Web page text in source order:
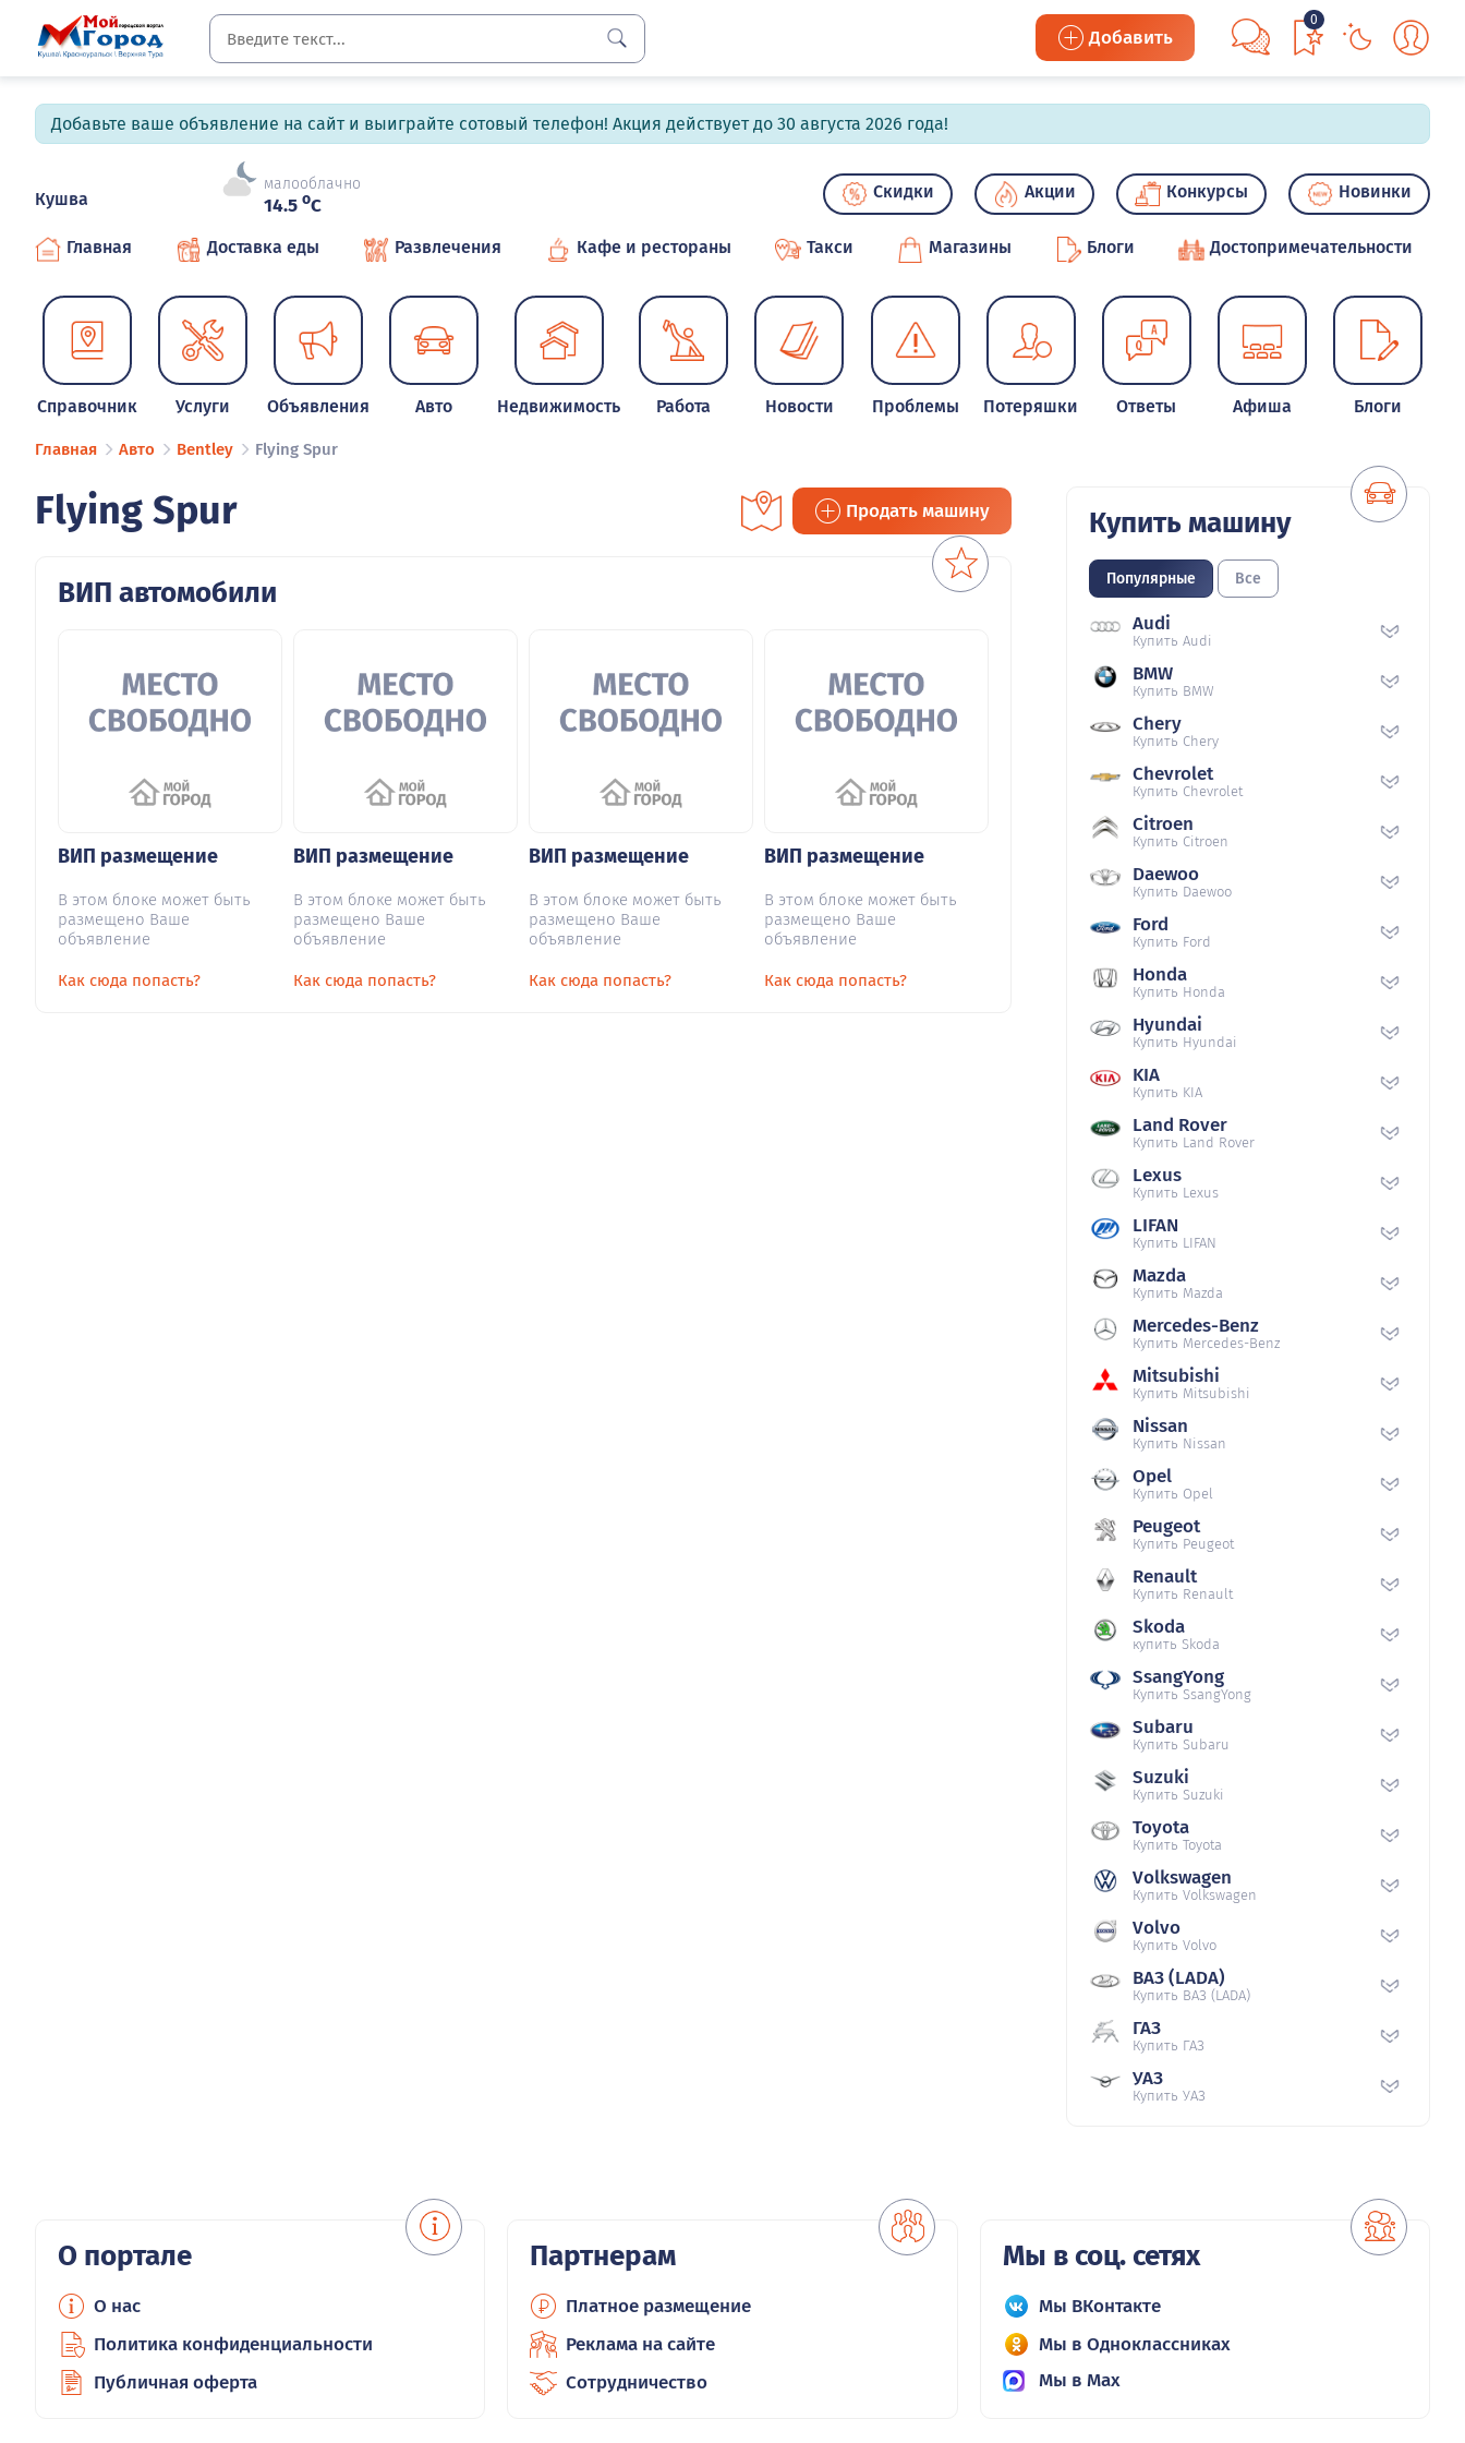
Добавить
0
Добавьте ваше объявление на сайт и выиграйте сотовый телефон! Акция действует до 30 августа 2026 года!
Кушва
малооблачно
14.5 oC
Скидки Акции Конкурсы Новинки
Главная Доставка еды Развлечения Кафе и рестораны Такси Магазины Блоги Достопримечательности
Справочник Услуги Объявления Авто Недвижимость Работа Новости Проблемы Потеряшки Ответы Афиша Блоги
Главная Авто Bentley Flying Spur
Flying Spur Продать машину
ВИП автомобили
ВИП размещение
В этом блоке может быть
размещено Ваше
объявление
Как сюда попасть?
ВИП размещение
В этом блоке может быть
размещено Ваше
объявление
Как сюда попасть?
ВИП размещение
В этом блоке может быть
размещено Ваше
объявление
Как сюда попасть?
ВИП размещение
В этом блоке может быть
размещено Ваше
объявление
Как сюда попасть?
Купить машину
Популярные Все
Audi
Купить Audi
BMW
Купить BMW
Chery
Купить Chery
Chevrolet
Купить Chevrolet
Citroen
Купить Citroen
Daewoo
Купить Daewoo
Ford
Купить Ford
Honda
Купить Honda
Hyundai
Купить Hyundai
KIA
Купить KIA
Land Rover
Купить Land Rover
Lexus
Купить Lexus
LIFAN
Купить LIFAN
Mazda
Купить Mazda
Mercedes-Benz
Купить Mercedes-Benz
Mitsubishi
Купить Mitsubishi
Nissan
Купить Nissan
Opel
Купить Opel
Peugeot
Купить Peugeot
Renault
Купить Renault
Skoda
купить Skoda
SsangYong
Купить SsangYong
Subaru
Купить Subaru
Suzuki
Купить Suzuki
Toyota
Купить Toyota
Volkswagen
Купить Volkswagen
Volvo
Купить Volvo
ВАЗ (LADA)
Купить ВАЗ (LADA)
ГАЗ
Купить ГАЗ
УАЗ
Купить УАЗ
О портале
О нас
Политика конфиденциальности
Публичная оферта
Партнерам
Платное размещение
Реклама на сайте
Сотрудничество
Мы в соц. сетях
Мы ВКонтакте
Мы в Одноклассниках
Мы в Max